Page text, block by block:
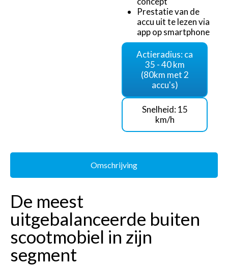
Prestatie van de
accu uit te lezen via
app op smartphone
Actieradius: ca
35 - 40 km
(80km met 2
accu's)
Snelheid: 15
km/h
Omschrijving
De meest
uitgebalanceerde buiten
scootmobiel in zijn
segment